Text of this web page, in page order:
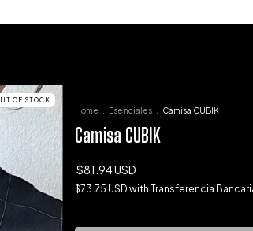
OF STOCK
Home Esenciales Camisa CUBIK
Camisa CUBIK
$81.94 USD
$73.75 USD with Transferencia